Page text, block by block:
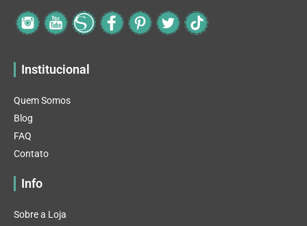
Institucional
Quem Somos
Blog
FAQ
Contato
Info
Sobre a Loja